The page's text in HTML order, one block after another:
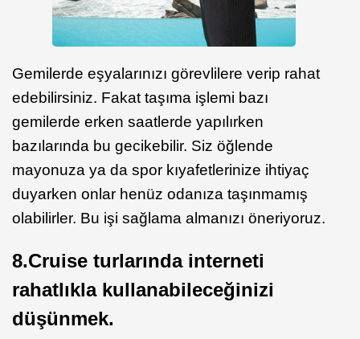
Gemilerde eşyalarınızı görevlilere verip rahat
edebilirsiniz. Fakat taşıma işlemi bazı
gemilerde erken saatlerde yapılırken
bazılarında bu gecikebilir. Siz öğlende
mayonuza ya da spor kıyafetlerinize ihtiyaç
duyarken onlar henüz odanıza taşınmamış
olabilirler. Bu işi sağlama almanızı öneriyoruz.
8.Cruise turlarında interneti
rahatlıkla kullanabileceğinizi
düşünmek.